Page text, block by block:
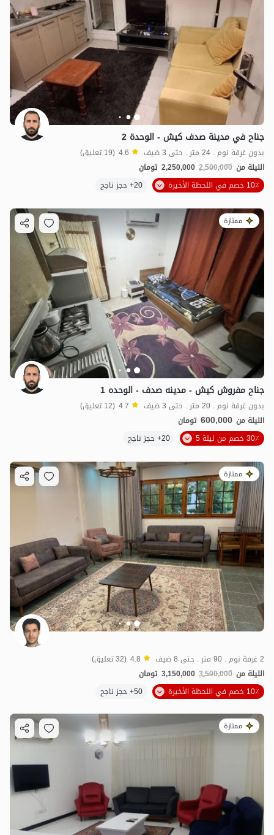
مليون ت 4.8
جناح في مدينة صدف كيش - الوحدة 2
بدون غرفة نوم . 24 متر . حتى 3 ضيف 4.6 (19 تعليق)
الليلة من 2,500,000
2,250,000 تومان
10٪ خصم في اللحظة الأخيرة
20+ حجز ناجح
ممتازة
جناح مفروش کیش - مدینه صدف - الوحده 1
بدون غرفة نوم . 20 متر . حتى 3 ضيف 4.7 (12 تعليق)
الليلة من 600,000 تومان
30٪ خصم من ليلة 5
20+ حجز ناجح
ممتازة
2 غرفة نوم . 90 متر . حتى 8 ضيف 4.8 (32 تعليق)
الليلة من 3,500,000
3,150,000 تومان
10٪ خصم في اللحظة الأخيرة
50+ حجز ناجح
ممتازة